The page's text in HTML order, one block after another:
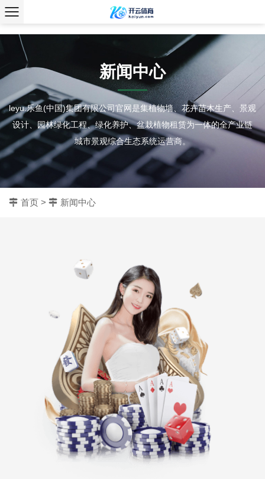
、
新闻中心
leyu.乐鱼(中国)集团有限公司官网是集植物墙、花卉苗木生产、景观
设计、园林绿化工程、绿化养护、盆栽植物租赁为一体的全产业链
城市景观综合生态系统运营商。
首页 > 新闻中心